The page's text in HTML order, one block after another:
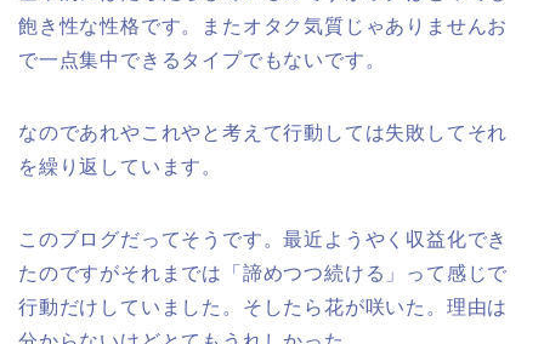
飽き性な性格です。またオタク気質じゃありませんお
で一点集中できるタイプでもないです。
なのであれやこれやと考えて行動しては失敗してそれ
を繰り返しています。
このブログだってそうです。最近ようやく収益化でき
たのですがそれまでは「諦めつつ続ける」って感じで
行動だけしていました。そしたら花が咲いた。理由は